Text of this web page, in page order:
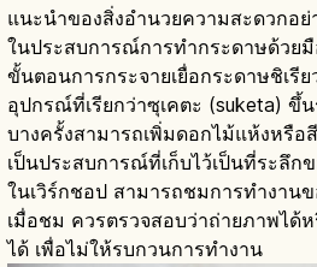
แนะนำของสิ่งอำนวยความสะดวกอ
ในประสบการณ์การทำกระดาษด้วย
ขั้นตอนการกระจายเยื่อกระดาษชิเรี
อุปกรณ์ที่เรียกว่าซุเคตะ (suketa) ขึ้
บางครั้งสามารถเพิ่มดอกไม้แห้งหรือ
เป็นประสบการณ์ที่เก็บไว้เป็นที่ระลึก
ในเวิร์กชอป สามารถชมการทำงาน
เมื่อชม ควรตรวจสอบว่าถ่ายภาพได้
ได้ เพื่อไม่ให้รบกวนการทำงาน